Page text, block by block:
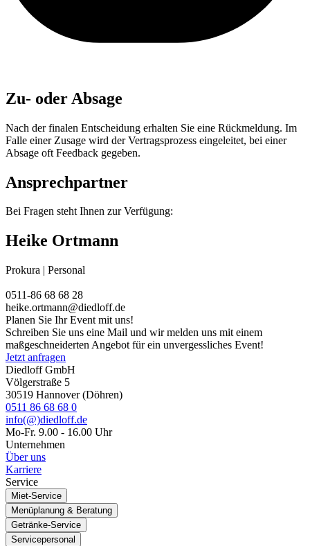
Zu- oder Absage
Nach der finalen Entscheidung erhalten Sie eine Rückmeldung. Im
Falle einer Zusage wird der Vertragsprozess eingeleitet, bei einer
Absage oft Feedback gegeben.
Ansprechpartner
Bei Fragen steht Ihnen zur Verfügung:
Heike Ortmann
Prokura | Personal
0511-86 68 68 28
heike.ortmann@diedloff.de
Planen Sie Ihr Event mit uns!
Schreiben Sie uns eine Mail und wir melden uns mit einem
maßgeschneiderten Angebot für ein unvergessliches Event!
Jetzt anfragen
Diedloff GmbH
Völgerstraße 5
30519 Hannover (Döhren)
0511 86 68 68 0
info(@)diedloff.de
Mo-Fr. 9.00 - 16.00 Uhr
Unternehmen
Über uns
Karriere
Service
Miet-Service
Menüplanung & Beratung
Getränke-Service
Servicepersonal